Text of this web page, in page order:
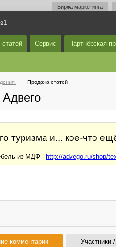
Биржа маркетинга
статей Сервис Партнёрская
Продажа статей
туризма и... кое-что
из МДФ - http://advego.ru/shop/
комментарии Участники